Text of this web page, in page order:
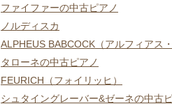
ファイファーの中古ピアノ
ノルディスカ
ALPHEUS BABCOCK（アルフィアス
タローネの中古ピアノ
FEURICH（フォイリッヒ）
シュタイングレーバー&ゼーネの中古